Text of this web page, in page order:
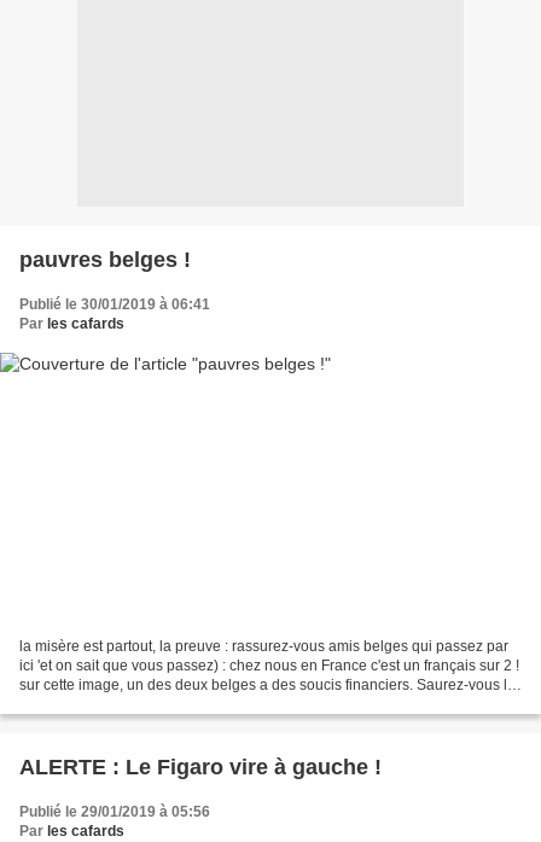
pauvres belges !
Publié le 30/01/2019 à 06:41
Par les cafards
la misère est partout, la preuve : rassurez-vous amis belges qui passez par
ici 'et on sait que vous passez) : chez nous en France c'est un français sur 2 !
sur cette image, un des deux belges a des soucis financiers. Saurez-vous le
ALERTE : Le Figaro vire à gauche !
Publié le 29/01/2019 à 05:56
Par les cafards